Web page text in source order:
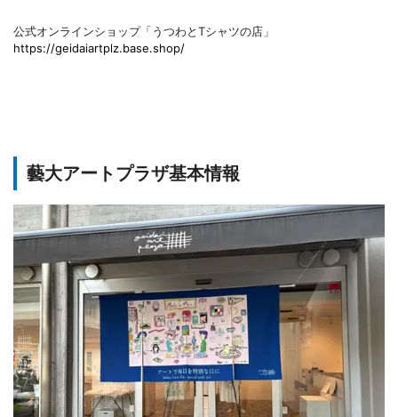
公式オンラインショップ「うつわとTシャツの店」
https://geidaiartplz.base.shop/
藝大アートプラザ基本情報